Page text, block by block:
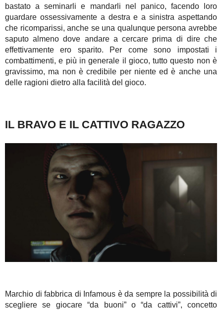
bastato a seminarli e mandarli nel panico, facendo loro
guardare ossessivamente a destra e a sinistra aspettando
che ricomparissi, anche se una qualunque persona avrebbe
saputo almeno dove andare a cercare prima di dire che
effettivamente ero sparito. Per come sono impostati i
combattimenti, e più in generale il gioco, tutto questo non è
gravissimo, ma non è credibile per niente ed è anche una
delle ragioni dietro alla facilità del gioco.
IL BRAVO E IL CATTIVO RAGAZZO
Marchio di fabbrica di Infamous è da sempre la possibilità di
scegliere se giocare “da buoni” o “da cattivi”, concetto